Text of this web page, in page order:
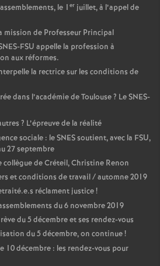
le 1 er juillet, à l’appel de
mission de Professeur Principal
FSU appelle la profession à
aux réformes.
la rectrice sur les conditions de
dans l’académie de Toulouse? Le SNES-
? L’épreuve de la réalité
sociale : le SNES soutient, avec la FSU,
27 septembre
de Créteil, Christine Renon
et conditions de travail / automne 2019
réclament justice!
du 6 novembre 2019
du 5 décembre et ses rendez-vous
du 5 décembre, on continue!
10 décembre : les rendez-vous pour